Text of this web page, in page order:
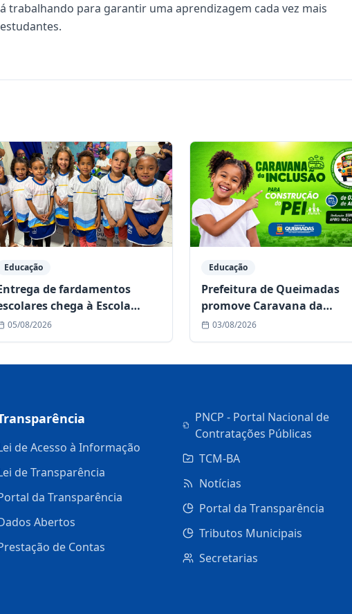
trabalhando para garantir uma aprendizagem cada vez mais
Educação
de fardamentos
chega à Escola
da Criança, no distrito
Riacho da Onça
05/08/2026
Educação
Prefeitura de Queimadas
promove Caravana da
Inclusão para construção do
Plano Educacional
03/08/2026
de Acesso à Informação
de Transparência
da Transparência
Abertos
de Contas
PNCP - Portal Nacional de
Contratações Públicas
TCM-BA
Notícias
Portal da Transparência
Tributos Municipais
Secretarias